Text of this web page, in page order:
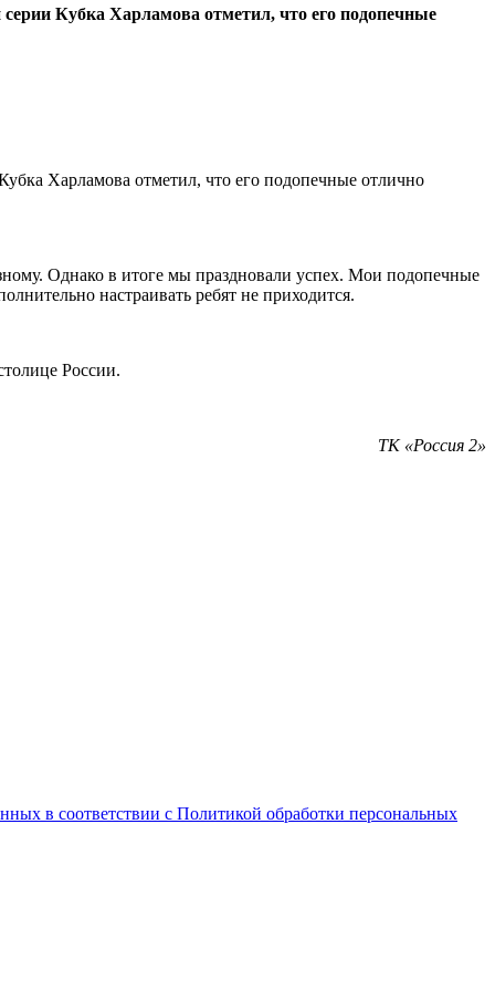
Кубка Харламова отметил, что его подопечные
Харламова отметил, что его подопечные отлично
Однако в итоге мы праздновали успех. Мои подопечные
настраивать ребят не приходится.
России.
ТК «Россия 2»
в соответствии с Политикой обработки персональных